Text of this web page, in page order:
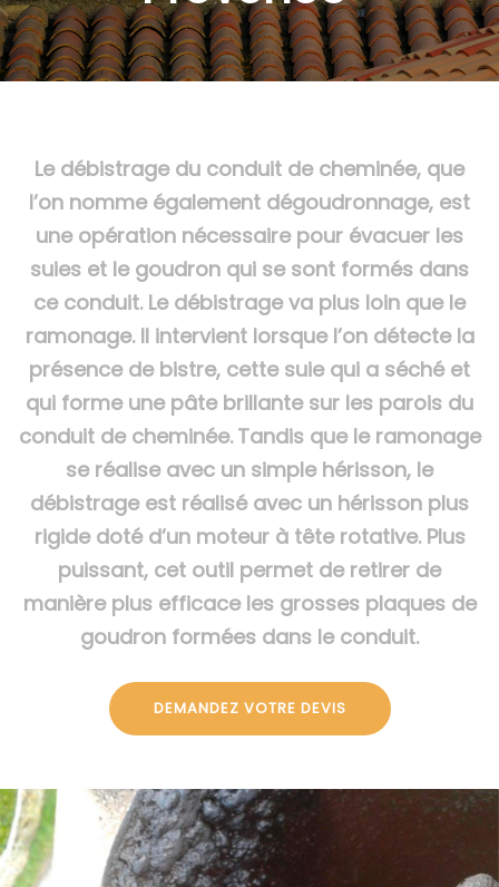
Le débistrage du conduit de cheminée, que
l’on nomme également dégoudronnage, est
une opération nécessaire pour évacuer les
suies et le goudron qui se sont formés dans
ce conduit. Le débistrage va plus loin que le
ramonage. Il intervient lorsque l’on détecte la
présence de bistre, cette suie qui a séché et
qui forme une pâte brillante sur les parois du
conduit de cheminée. Tandis que le ramonage
se réalise avec un simple hérisson, le
débistrage est réalisé avec un hérisson plus
rigide doté d’un moteur à tête rotative. Plus
puissant, cet outil permet de retirer de
manière plus efficace les grosses plaques de
goudron formées dans le conduit.
DEMANDEZ VOTRE DEVIS